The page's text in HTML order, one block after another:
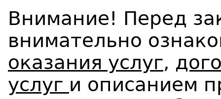
Внимание! Перед
внимательно
оказания услуг,
услуг и описанием